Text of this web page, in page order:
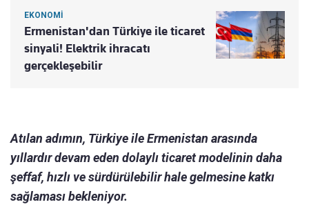
EKONOMİ
Ermenistan'dan Türkiye ile ticaret
sinyali! Elektrik ihracatı
gerçekleşebilir
Atılan adımın, Türkiye ile Ermenistan arasında
yıllardır devam eden dolaylı ticaret modelinin daha
şeffaf, hızlı ve sürdürülebilir hale gelmesine katkı
sağlaması bekleniyor.